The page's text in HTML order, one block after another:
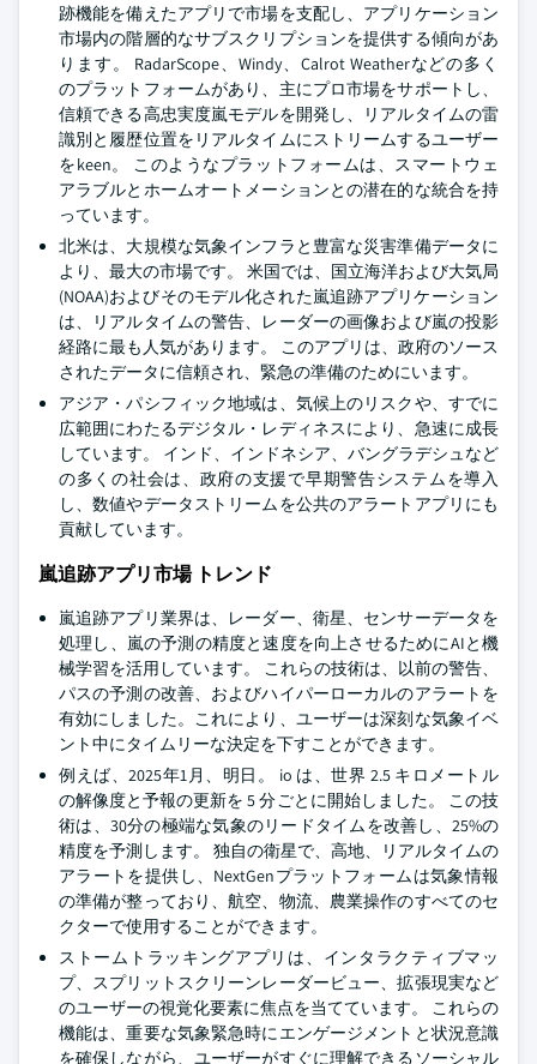
跡機能を備えたアプリで市場を支配し、アプリケーション
市場内の階層的なサブスクリプションを提供する傾向があ
ります。 RadarScope、Windy、Calrot Weatherなどの多く
のプラットフォームがあり、主にプロ市場をサポートし、
信頼できる高忠実度嵐モデルを開発し、リアルタイムの雷
識別と履歴位置をリアルタイムにストリームするユーザー
をkeen。 このようなプラットフォームは、スマートウェ
アラブルとホームオートメーションとの潜在的な統合を持
っています。
北米は、大規模な気象インフラと豊富な災害準備データに
より、最大の市場です。 米国では、国立海洋および大気局
(NOAA)およびそのモデル化された嵐追跡アプリケーション
は、リアルタイムの警告、レーダーの画像および嵐の投影
経路に最も人気があります。 このアプリは、政府のソース
されたデータに信頼され、緊急の準備のためにいます。
アジア・パシフィック地域は、気候上のリスクや、すでに
広範囲にわたるデジタル・レディネスにより、急速に成長
しています。 インド、インドネシア、バングラデシュなど
の多くの社会は、政府の支援で早期警告システムを導入
し、数値やデータストリームを公共のアラートアプリにも
貢献しています。
嵐追跡アプリ市場 トレンド
嵐追跡アプリ業界は、レーダー、衛星、センサーデータを
処理し、嵐の予測の精度と速度を向上させるためにAIと機
械学習を活用しています。 これらの技術は、以前の警告、
パスの予測の改善、およびハイパーローカルのアラートを
有効にしました。これにより、ユーザーは深刻な気象イベ
ント中にタイムリーな決定を下すことができます。
例えば、2025年1月、明日。 io は、世界 2.5 キロメートル
の解像度と予報の更新を 5 分ごとに開始しました。 この技
術は、30分の極端な気象のリードタイムを改善し、25%の
精度を予測します。 独自の衛星で、高地、リアルタイムの
アラートを提供し、NextGenプラットフォームは気象情報
の準備が整っており、航空、物流、農業操作のすべてのセ
クターで使用することができます。
ストームトラッキングアプリは、インタラクティブマッ
プ、スプリットスクリーンレーダービュー、拡張現実など
のユーザーの視覚化要素に焦点を当てています。 これらの
機能は、重要な気象緊急時にエンゲージメントと状況意識
を確保しながら、ユーザーがすぐに理解できるソーシャル